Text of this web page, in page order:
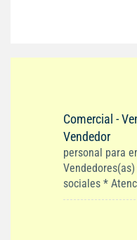
Comercial -
Vendedor
personal para
sociales *